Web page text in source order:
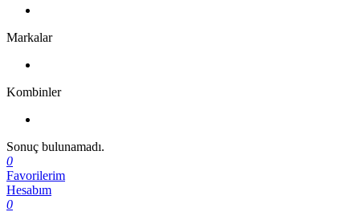
Markalar
Kombinler
Sonuç bulunamadı.
0
Favorilerim
Hesabım
0